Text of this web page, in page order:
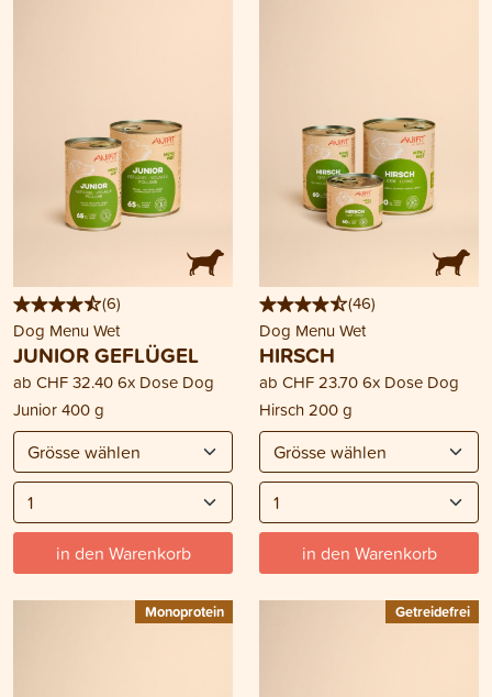
(6)
Dog Menu Wet
JUNIOR GEFLÜGEL
ab CHF 32.406x Dose Dog
Junior 400 g
in den Warenkorb
(46)
Dog Menu Wet
HIRSCH
ab CHF 23.706x Dose Dog
Hirsch 200 g
in den Warenkorb
Monoprotein Getreidefrei